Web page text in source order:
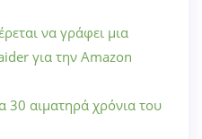
να γράφει μια
για την Amazon
30 αιματηρά χρόνια του